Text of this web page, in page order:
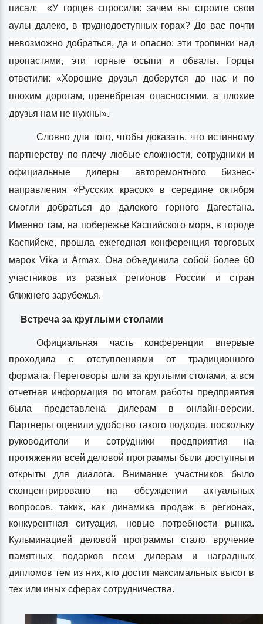
писал: «У горцев спросили: зачем вы строите свои
аулы далеко, в труднодоступных горах? До вас почти
невозможно добраться, да и опасно: эти тропинки над
пропастями, эти горные осыпи и обвалы. Горцы
ответили: «Хорошие друзья доберутся до нас и по
плохим дорогам, пренебрегая опасностями, а плохие
друзья нам не нужны».
Словно для того, чтобы доказать, что истинному
партнерству по плечу любые сложности, сотрудники и
официальные дилеры авторемонтного бизнес-
направления «Русских красок» в середине октября
смогли добраться до далекого горного Дагестана.
Именно там, на побережье Каспийского моря, в городе
Каспийске, прошла ежегодная конференция торговых
марок Vika и Armax. Она объединила собой более 60
участников из разных регионов России и стран
ближнего зарубежья.
Встреча за круглыми столами
Официальная часть конференции впервые
проходила с отступлениями от традиционного
формата. Переговоры шли за круглыми столами, а вся
отчетная информация по итогам работы предприятия
была представлена дилерам в онлайн-версии.
Партнеры оценили удобство такого подхода, поскольку
руководители и сотрудники предприятия на
протяжении всей деловой программы были доступны и
открыты для диалога. Внимание участников было
сконцентрировано на обсуждении актуальных
вопросов, таких, как динамика продаж в регионах,
конкурентная ситуация, новые потребности рынка.
Кульминацией деловой программы стало вручение
памятных подарков всем дилерам и наградных
дипломов тем из них, кто достиг максимальных высот в
тех или иных сферах сотрудничества.